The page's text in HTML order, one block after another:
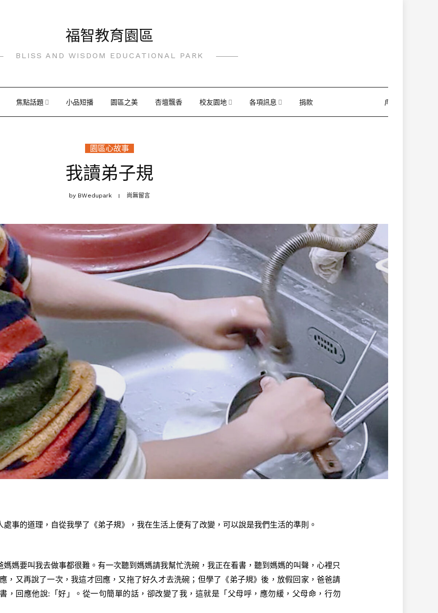
福智教育園區
BLISS AND WISDOM EDUCATIONAL PARK
焦點話題 小品短播 園區之美 杏壇飄香 校友園地 各項訊息 捐款
園區心故事
我讀弟子規
by BWedupark 尚無留言
的道理，自從我學了《弟子規》，我在生活上便有了改變，可以說是我們生活的準則。
要叫我去做事都很難。有一次聽到媽媽請我幫忙洗碗，我正在看書，聽到媽媽的叫聲，心裡只
，又再說了一次，我這才回應，又拖了好久才去洗碗；但學了《弟子規》後，放假回家，爸爸請
，回應他說:「好」。從一句簡單的話，卻改變了我，這就是「父母呼，應勿緩，父母命，行勿